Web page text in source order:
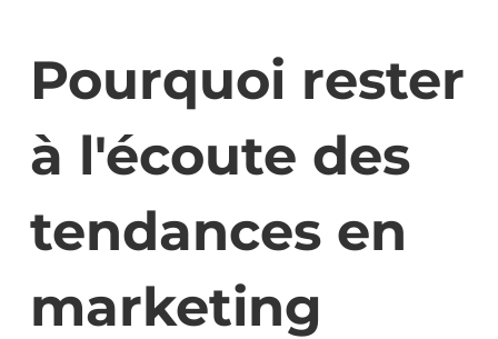
Pourquoi rester
à l'écoute des
tendances en
marketing